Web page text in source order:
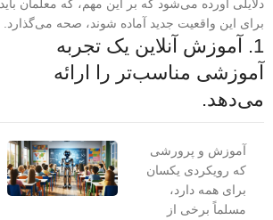
دلایلی آورده می‌شود که بر این مهم، که معلمان باید
برای این واقعیت جدید آماده شوند، صحه می‌گذارد.
1. آموزش آنلاین یک تجربه
آموزشی مناسب‌تر را ارائه
می‌دهد.
آموزش و پرورشی
که رویکردی یکسان
برای همه دارد،
مسلماً برخی از